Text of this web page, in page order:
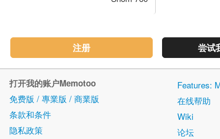
注册 尝试
打开我的账户Memotoo
免费版 / 專業版 / 商業版
条款和条件
隐私政策
Features:
在线帮助
Wiki
论坛